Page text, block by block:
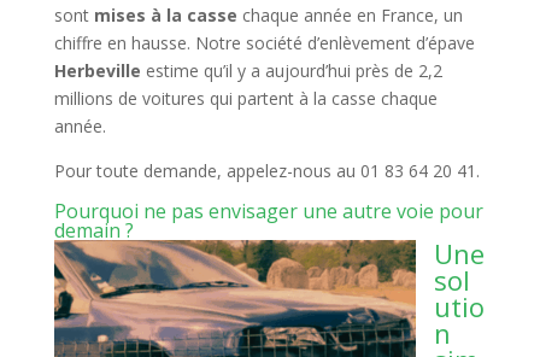
sont mises à la casse chaque année en France, un
chiffre en hausse. Notre société d’enlèvement d’épave
Herbeville estime qu’il y a aujourd’hui près de 2,2
millions de voitures qui partent à la casse chaque
année.
Pour toute demande, appelez-nous au 01 83 64 20 41.
Pourquoi ne pas envisager une autre voie pour
demain ?
Une
sol
utio
n